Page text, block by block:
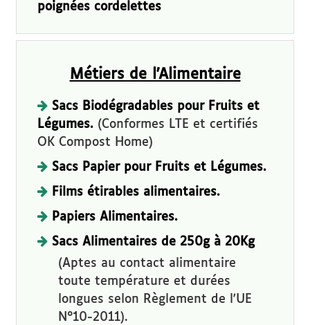
poignées cordelettes
Métiers de l'Alimentaire
Sacs Biodégradables pour Fruits et
Légumes. (Conformes LTE et certifiés
OK Compost Home)
Sacs Papier pour Fruits et Légumes.
Films étirables alimentaires.
Papiers Alimentaires.
Sacs Alimentaires de 250g à 20Kg
(Aptes au contact alimentaire
toute température et durées
longues selon Règlement de l'UE
N°10-2011).